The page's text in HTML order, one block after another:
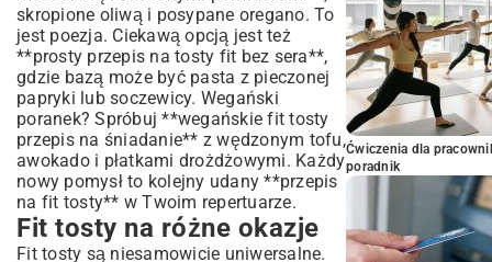
skropione oliwą i posypane oregano. To
jest poezja. Ciekawą opcją jest też
**prosty przepis na tosty fit bez sera**,
gdzie bazą może być pasta z pieczonej
papryki lub soczewicy. Wegański
poranek? Spróbuj **wegańskie fit tosty
przepis na śniadanie** z wędzonym tofu,
awokado i płatkami drożdżowymi. Każdy
nowy pomysł to kolejny udany **przepis
na fit tosty** w Twoim repertuarze.
Fit tosty na różne okazje
Fit tosty są niesamowicie uniwersalne.
Ćwiczenia dla
poradnik